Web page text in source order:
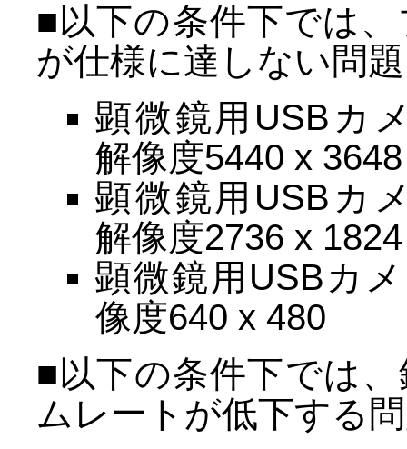
■以下の条件下では
が仕様に達しない問
顕微鏡用USBカ
解像度5440 x 3648
顕微鏡用USBカ
解像度2736 x 1824
顕微鏡用USBカ
像度640 x 480
■以下の条件下では
ムレートが低下する